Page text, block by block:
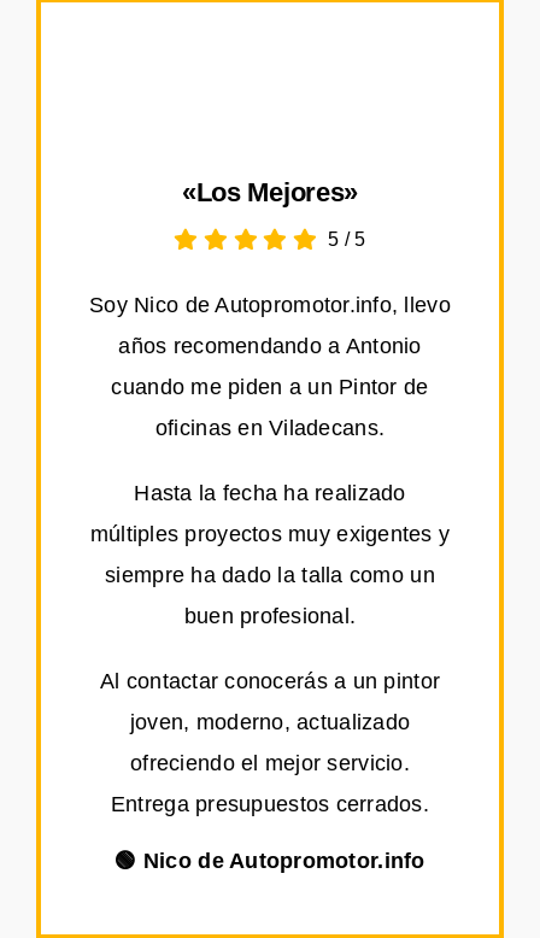
«Los Mejores»
5 /5
Soy Nico de Autopromotor.info, llevo
años recomendando a Antonio
cuando me piden a un Pintor de
oficinas en Viladecans.
Hasta la fecha ha realizado
múltiples proyectos muy exigentes y
siempre ha dado la talla como un
buen profesional.
Al contactar conocerás a un pintor
joven, moderno, actualizado
ofreciendo el mejor servicio.
Entrega presupuestos cerrados.
🟢 Nico de Autopromotor.info